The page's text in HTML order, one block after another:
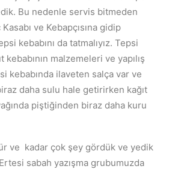
Bu nedenle servis bitmeden
ve Kebapçısına gidip
kebabını da tatmalıyız. Tepsi
kebabının malzemeleri ve yapılış
kebabında ilaveten salça var ve
daha sulu hale getirirken kağıt
piştiğinden biraz daha kuru
ve kadar çok şey gördük ve yedik
sabah yazışma grubumuzda